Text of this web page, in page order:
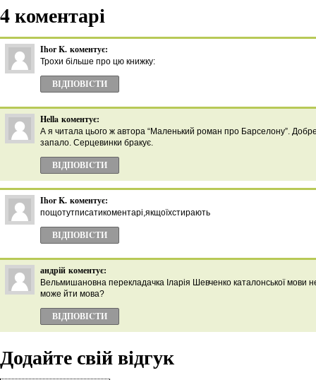
4 коментарі
Ihor K. коментує:
Трохи більше про цю книжку:
ВІДПОВІCТИ
Hella коментує:
А я читала цього ж автора “Маленький роман про Барселону”.
запало. Серцевинки бракує.
ВІДПОВІCТИ
Ihor K. коментує:
пощотутписатикоментарі,якщоїхстирають
ВІДПОВІCТИ
андрій коментує:
Вельмишановна перекладачка Іларія Шевченко каталонської мови
може йти мова?
ВІДПОВІCТИ
Додайте свій відгук